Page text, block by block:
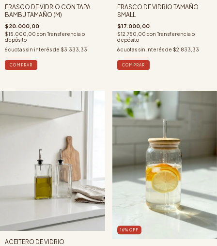
FRASCO DE VIDRIO CON TAPA
BAMBU TAMAÑO (M)
$20.000,00
$15.000,00 con Transferencia o
depósito
6cuotas sin interés de $3.333,33
FRASCO DE VIDRIO TAMAÑO
SMALL
$17.000,00
$12.750,00 con Transferencia o
depósito
6 cuotas sin interés de $2.833,33
ACEITERO DE VIDRIO
16% OFF